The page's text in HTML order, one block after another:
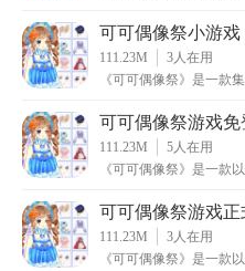
5. 时间管理：合理安排游戏
游戏内的加速功能快速推进时
1. 丰富剧情：每个偶像都有
游戏的可玩性和情感深度。
2. 自定义偶像：玩家可以自
打造独一无二的偶像。
可可偶像祭小游戏
111.23M 3人在用
《可可偶像祭》是一款
可可偶像祭游戏免
111.23M 5人在用
《可可偶像祭》是一款
可可偶像祭游戏正
111.23M 3人在用
《可可偶像祭》是一款